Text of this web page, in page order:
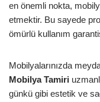
en önemli nokta,
etmektir. Bu sayede
ömürlü kullanım
Mobilyalarınızda
Mobilya Tamiri
günkü gibi estetik ve